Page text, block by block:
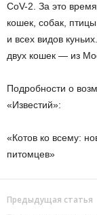
CoV-2. За это
кошек, собак,
и всех видов
двух кошек — из
Подробности о
«Известий»:
«Котов ко всему:
питомцев»
Предыдущая статья